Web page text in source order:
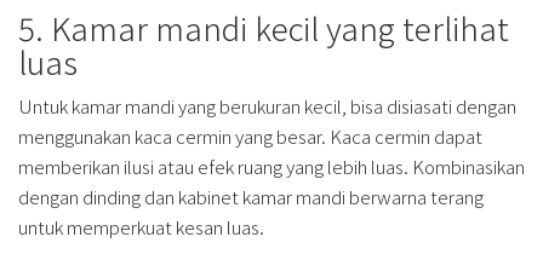
5. Kamar mandi kecil yang terlihat
luas
Untuk kamar mandi yang berukuran kecil, bisa disiasati dengan
menggunakan kaca cermin yang besar. Kaca cermin dapat
memberikan ilusi atau efek ruang yang lebih luas. Kombinasikan
dengan dinding dan kabinet kamar mandi berwarna terang
untuk memperkuat kesan luas.